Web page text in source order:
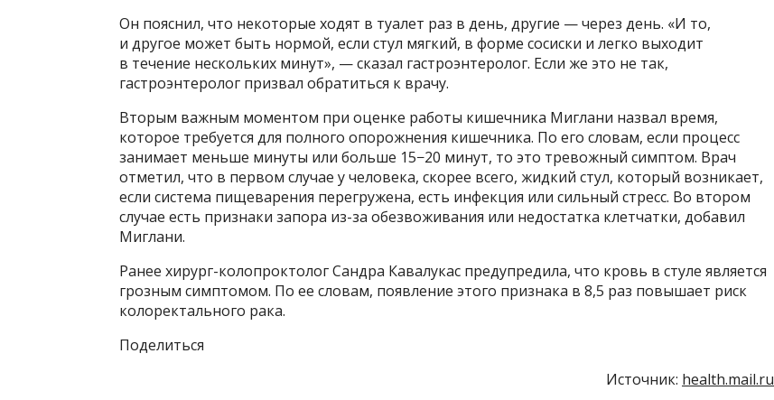
Он пояснил, что некоторые ходят в туалет раз в день, другие — через день. «И то,
и другое может быть нормой, если стул мягкий, в форме сосиски и легко выходит
в течение нескольких минут», — сказал гастроэнтеролог. Если же это не так,
гастроэнтеролог призвал обратиться к врачу.
Вторым важным моментом при оценке работы кишечника Миглани назвал время,
которое требуется для полного опорожнения кишечника. По его словам, если процесс
занимает меньше минуты или больше 15−20 минут, то это тревожный симптом. Врач
отметил, что в первом случае у человека, скорее всего, жидкий стул, который возникает,
если система пищеварения перегружена, есть инфекция или сильный стресс. Во втором
случае есть признаки запора из-за обезвоживания или недостатка клетчатки, добавил
Миглани.
Ранее хирург-колопроктолог Сандра Кавалукас предупредила, что кровь в стуле является
грозным симптомом. По ее словам, появление этого признака в 8,5 раз повышает риск
колоректального рака.
Поделиться
Источник: health.mail.ru